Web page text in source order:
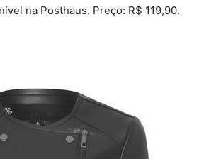
na Posthaus. Preço: R$ 119,90.